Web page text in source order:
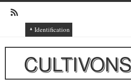
Identification
Connexion
Connexion via Facebook
Inscription